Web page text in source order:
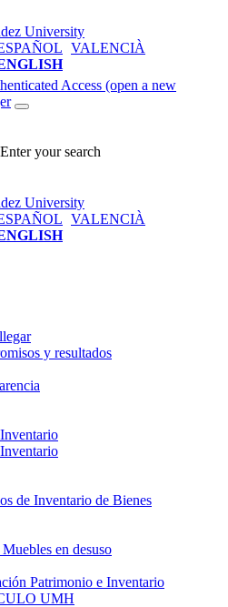
VALENCIÀ
Access (open a new
Enter your search
VALENCIÀ
y resultados
de Inventario de Bienes
en desuso
Patrimonio e Inventario
UMH